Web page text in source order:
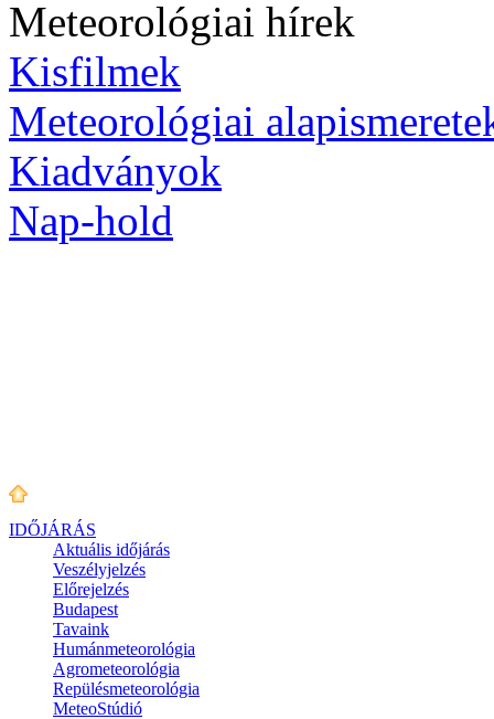
Meteorológiai hírek
Kisfilmek
Meteorológiai
Kiadványok
Nap-hold
IDŐJÁRÁS
Aktuális időjárás
Veszélyjelzés
Előrejelzés
Budapest
Tavaink
Humánmeteorológia
Agrometeorológia
Repülésmeteorológia
MeteoStúdió